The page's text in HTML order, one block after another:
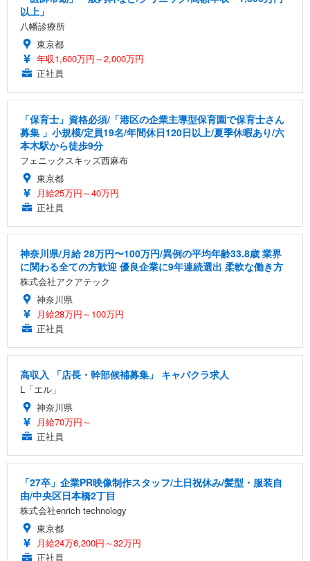
以上」
八幡診療所
東京都
年収1,600万円～2,000万円
正社員
「保育士」資格必須/「港区の企業主導型保育園で保育士さん
募集 」小規模/定員19名/年間休日120日以上/夏季休暇あり/六
本木駅から徒歩9分
フェニックスキッズ西麻布
東京都
月給25万円～40万円
正社員
神奈川県/月給 28万円〜100万円/異例の平均年齢33.8歳 業界
に関わる全ての方歓迎 優良企業に9年連続選出 柔軟な働き方
株式会社アクアテック
神奈川県
月給28万円～100万円
正社員
高収入 「店長・幹部候補募集」 キャバクラ求人
L「エル」
神奈川県
月給70万円～
正社員
「27卒」企業PR映像制作スタッフ/土日祝休み/髪型・服装自
由/中央区日本橋2丁目
株式会社enrich technology
東京都
月給24万6,200円～32万円
正社員